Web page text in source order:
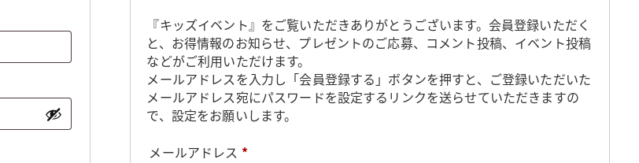
『キッズイベント』をご覧いただきありがとうございます。会員登録いただく
と、お得情報のお知らせ、プレゼントのご応募、コメント投稿、イベント投稿
などがご利用いただけます。
メールアドレスを入力し「会員登録する」ボタンを押すと、ご登録いただいた
メールアドレス宛にパスワードを設定するリンクを送らせていただきますの
で、設定をお願いします。
メールアドレス *必